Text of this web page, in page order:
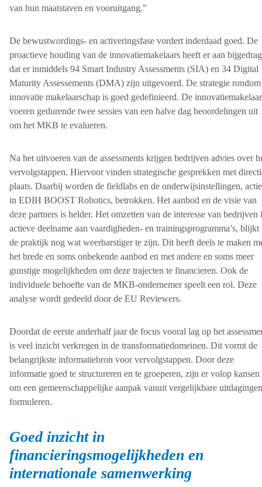
van hun maatstaven en vooruitgang.”
De bewustwordings- en activeringsfase vordert inderdaad goed. De
proactieve houding van de innovatiemakelaars heeft er aan
dat er inmiddels 94 Smart Industry Assessments (SIA) en 34 Digital
Maturity Assessements (DMA) zijn uitgevoerd. De strategie rondom
innovatie makelaarschap is goed gedefinieerd. De innovatiemakelaar
voeren gedurende twee sessies van een halve dag beoordelingen uit
om het MKB te evalueren.
Na het uitvoeren van de assessments krijgen bedrijven advies over
vervolgstappen. Hiervoor vinden strategische gesprekken met
plaats. Daarbij worden de fieldlabs en de onderwijsinstellingen,
in EDIH BOOST Robotics, betrokken. Het aanbod en de visie van
deze partners is helder. Het omzetten van de interesse van bedrijven
actieve deelname aan vaardigheden- en trainingsprogramma’s, blijkt
de praktijk nog wat weerbarstiger te zijn. Dit heeft deels te maken
het brede en soms onbekende aanbod en met andere en soms meer
gunstige mogelijkheden om deze trajecten te financieren. Ook de
individuele behoefte van de MKB-ondernemer speelt een rol. Deze
analyse wordt gedeeld door de EU Reviewers.
Doordat de eerste anderhalf jaar de focus vooral lag op het
is veel inzicht verkregen in de transformatiedomeinen. Dit vormt de
belangrijkste informatiebron voor vervolgstappen. Door deze
informatie goed te structureren en te groeperen, zijn er volop kansen
om een gemeenschappelijke aanpak vanuit vergelijkbare
formuleren.
Goed inzicht in
financieringsmogelijkheden en
internationale samenwerking